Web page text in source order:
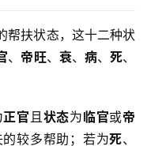
帮扶状态，这十二种状
、 帝旺、 衰、 病、死、
正官且状态为临官或帝
较多帮助；若为死、